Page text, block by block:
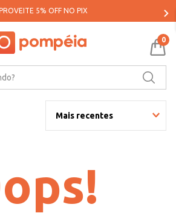
5% OFF NO PIX
0
Mais recentes